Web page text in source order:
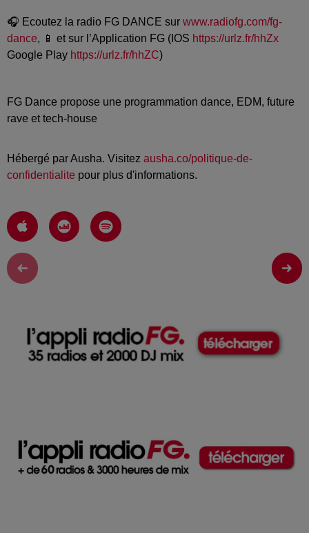
🎧 Ecoutez la radio FG DANCE sur www.radiofg.com/fg-
dance, 📱 et sur l’Application FG (IOS https://urlz.fr/hhZx
Google Play https://urlz.fr/hhZC)
FG Dance propose une programmation dance, EDM, future
rave et tech-house
Hébergé par Ausha. Visitez ausha.co/politique-de-
confidentialite pour plus d'informations.